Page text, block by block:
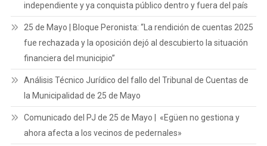
independiente y ya conquista público dentro y fuera del país
25 de Mayo | Bloque Peronista: “La rendición de cuentas 2025
fue rechazada y la oposición dejó al descubierto la situación
financiera del municipio”
Análisis Técnico Jurídico del fallo del Tribunal de Cuentas de
la Municipalidad de 25 de Mayo
Comunicado del PJ de 25 de Mayo | «Egüen no gestiona y
ahora afecta a los vecinos de pedernales»